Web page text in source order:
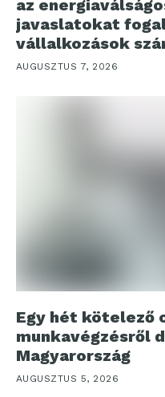
az
javaslatokat
vállalkozások
AUGUSZTUS 7, 2026
Egy hét kötelező
munkavégzésről
Magyarország
AUGUSZTUS 5, 2026